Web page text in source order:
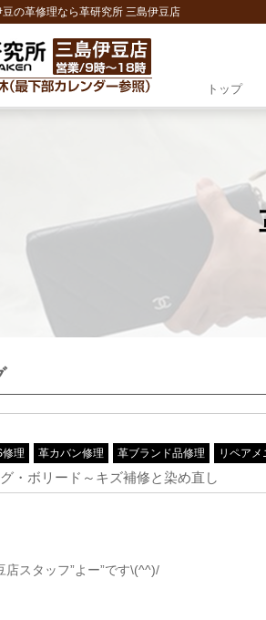
の革修理なら革研究所 三島伊豆店
トップ
修理 革カバン修理 革ブランド品修理 リペアメ
・ボリード～キズ補修と染め直し
店スタッフ”よー”です\(^^)/